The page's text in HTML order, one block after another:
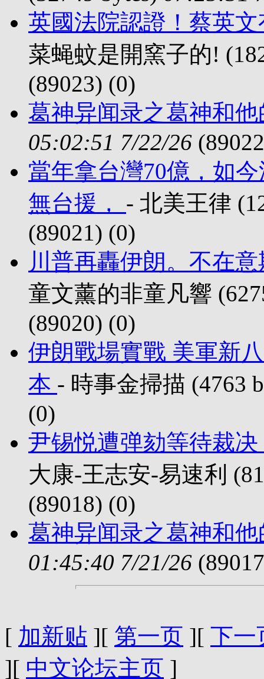
英國法院認證！蔡英
菜蝇蚊是開窯子的!
(89023) (0)
葛神异闻录之葛神和
05:02:51 7/22/26
當年拿台灣70億，如
無台援， - 北美王律
(89021) (0)
川普再轟伊朗。不在
童文薰的非童凡響
(89020) (0)
伊朗戰場實戰 美軍新
本 - 時事金掃描 (4763
(0)
尹锡悦遭弹劾等待裁
大康-王志安-易速利
(89018) (0)
葛神异闻录之葛神和
01:45:40 7/21/26
[ 加新贴 ][ 第一页 ][ 下一
][ 中文论坛主页 ]